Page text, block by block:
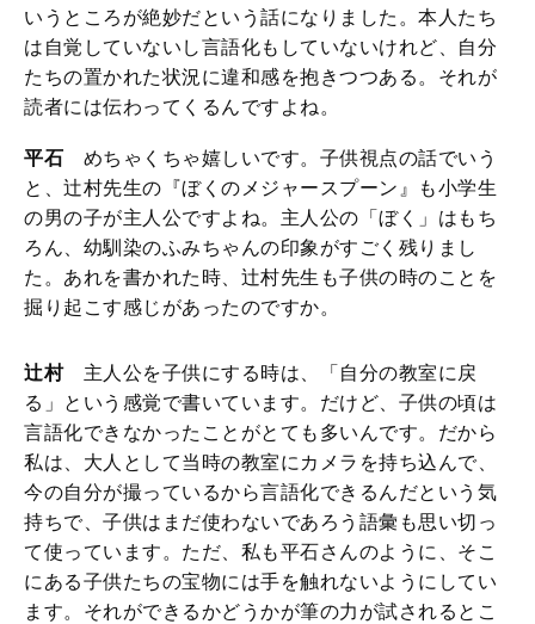
いうところが絶妙だという話になりました。本人たち
は自覚していないし言語化もしていないけれど、自分
たちの置かれた状況に違和感を抱きつつある。それが
読者には伝わってくるんですよね。
平石 めちゃくちゃ嬉しいです。子供視点の話でいう
と、辻村先生の『ぼくのメジャースプーン』も小学生
の男の子が主人公ですよね。主人公の「ぼく」はもち
ろん、幼馴染のふみちゃんの印象がすごく残りまし
た。あれを書かれた時、辻村先生も子供の時のことを
掘り起こす感じがあったのですか。
辻村主人公を子供にする時は、「自分の教室に戻
る」という感覚で書いています。だけど、子供の頃は
言語化できなかったことがとても多いんです。だから
私は、大人として当時の教室にカメラを持ち込んで、
今の自分が撮っているから言語化できるんだという気
持ちで、子供はまだ使わないであろう語彙も思い切っ
て使っています。ただ、私も平石さんのように、そこ
にある子供たちの宝物には手を触れないようにしてい
ます。それができるかどうかが筆の力が試されるとこ